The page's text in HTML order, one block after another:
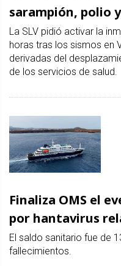
sarampión, polio
La SLV pidió activar la
horas tras los sismos en
derivadas del
de los servicios de salud.
Finaliza OMS el
por hantavirus
El saldo sanitario fue de
fallecimientos.